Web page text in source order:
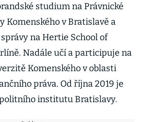
studium na Právnické
Komenského v Bratislavě a
na Hertie School of
Nadále učí a participuje na
Komenského v oblasti
práva. Od října 2019 je
institutu Bratislavy.